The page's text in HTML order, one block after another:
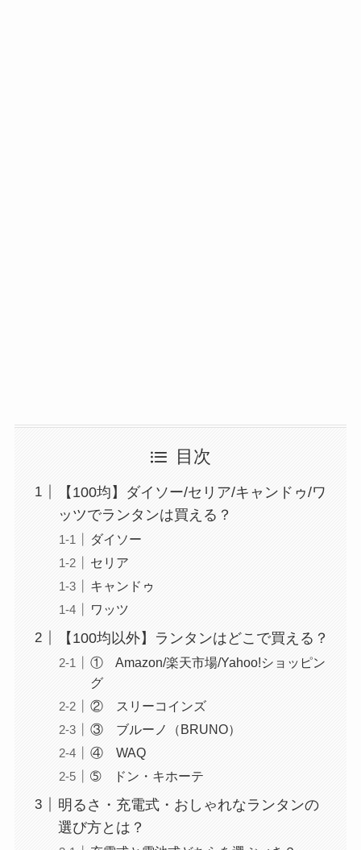
目次
【100均】ダイソー/セリア/キャンドゥ/ワ
ッツでランタンは買える？
ダイソー
セリア
キャンドゥ
ワッツ
【100均以外】ランタンはどこで買える？
① Amazon/楽天市場/Yahoo!ショッピン
グ
② スリーコインズ
③ ブルーノ（BRUNO）
④ WAQ
➄ ドン・キホーテ
明るさ・充電式・おしゃれなランタンの
選び方とは？